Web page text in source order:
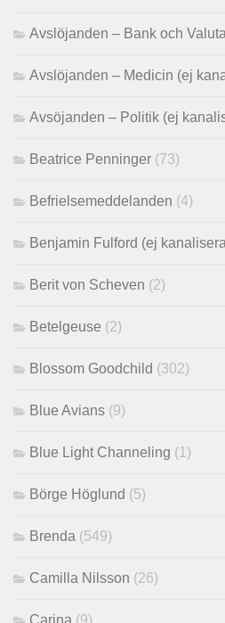
Avslöjanden – Bank och
Avslöjanden – Medicin (ej
Avsöjanden – Politik (ej
Beatrice Penninger (73)
Befrielsemeddelanden (4)
Benjamin Fulford (ej
Berit von Scheven (2)
Betelgeuse (2)
Blossom Goodchild (302)
Blue Avians (9)
Blue Light Channeling (1)
Börge Höglund (5)
Brenda (549)
Camilla Nilsson (26)
Carina (9)